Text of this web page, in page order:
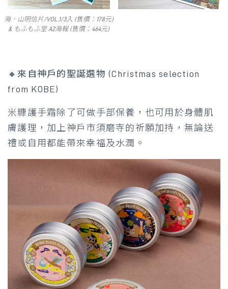
海．山明信片/VOL.1/3入 (售價：178元)
& もふもふ堂 A2海報 (售價：464元)
🔸 來自神戶的聖誕選物 (Christmas selection
from KOBE)
米糠護手霜除了可做手部保養，也可用於身體肌
膚護理，加上神戶市須磨寺的祈願加持，無論送
禮或自用都能帶來幸福及水潤。